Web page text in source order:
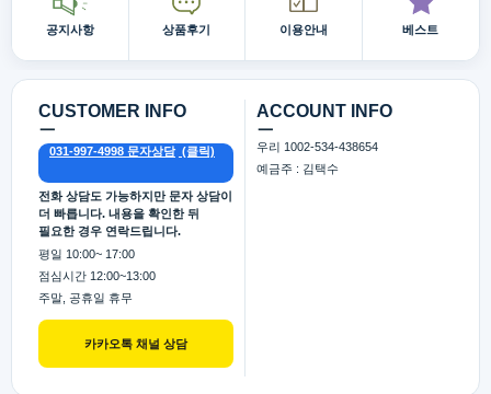
공지사항 상품후기 이용안내 베스트
CUSTOMER INFO
카카오톡 채널 상담
ㅡ
031-997-4998 문자상담
전화 상담도 가능하지만 문자 상담이
더 빠릅니다. 내용을 확인한 뒤
필요한 경우 연락드립니다.
평일 10:00~ 17:00
점심시간 12:00~13:00
주말, 공휴일 휴무
ACCOUNT INFO
ㅡ
우리 1002-534-438654
예금주 : 김택수